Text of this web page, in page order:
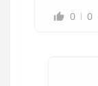
0 0